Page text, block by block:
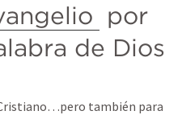
por
de Dios
también para